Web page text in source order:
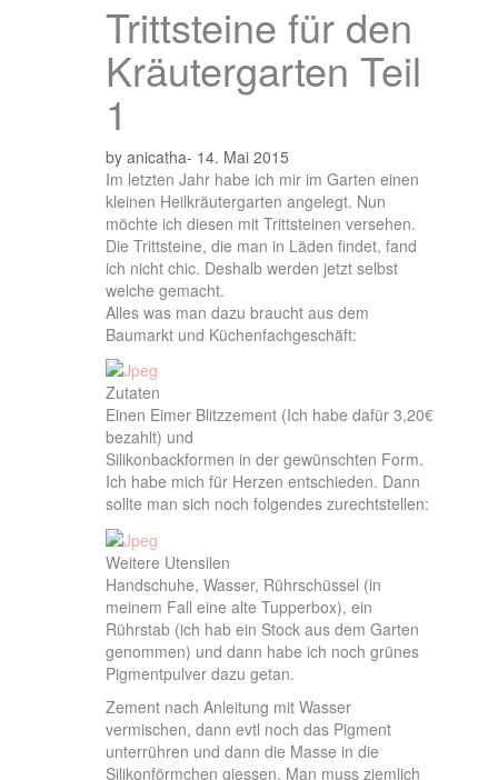
Trittsteine für den
Kräutergarten Teil
1
by anicatha- 14. Mai 2015
Im letzten Jahr habe ich mir im Garten einen
kleinen Heilkräutergarten angelegt. Nun
möchte ich diesen mit Trittsteinen versehen.
Die Trittsteine, die man in Läden findet, fand
ich nicht chic. Deshalb werden jetzt selbst
welche gemacht.
Alles was man dazu braucht aus dem
Baumarkt und Küchenfachgeschäft:
Zutaten
Einen Eimer Blitzzement (Ich habe dafür 3,20€
bezahlt) und
Silikonbackformen in der gewünschten Form.
Ich habe mich für Herzen entschieden. Dann
sollte man sich noch folgendes zurechtstellen:
Weitere Utensilen
Handschuhe, Wasser, Rührschüssel (in
meinem Fall eine alte Tupperbox), ein
Rührstab (ich hab ein Stock aus dem Garten
genommen) und dann habe ich noch grünes
Pigmentpulver dazu getan.
Zement nach Anleitung mit Wasser
vermischen, dann evtl noch das Pigment
unterrühren und dann die Masse in die
Silikonförmchen giessen. Man muss ziemlich